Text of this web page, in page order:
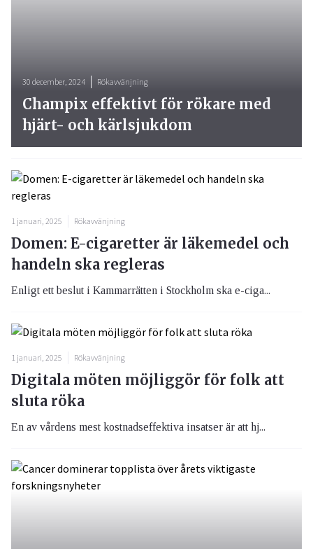
1 januari, 2025 Rökavvänjning
Domen: E-cigaretter är läkemedel och
handeln ska regleras
Enligt ett beslut i Kammarrätten i Stockholm ska e-ciga...
1 januari, 2025 Rökavvänjning
Digitala möten möjliggör för folk att
sluta röka
En av vårdens mest kostnadseffektiva insatser är att hj...
30 december, 2024 Rökavvänjning
Champix effektivt för rökare med
hjärt- och kärlsjukdom